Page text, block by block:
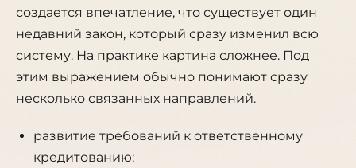
создается впечатление, что существует один
недавний закон, который сразу изменил всю
систему. На практике картина сложнее. Под
этим выражением обычно понимают сразу
несколько связанных направлений.
развитие требований к ответственному
кредитованию;